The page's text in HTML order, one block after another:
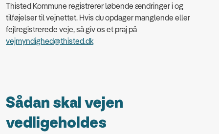
Thisted Kommune registrerer løbende ændringer i og
tilføjelser til vejnettet. Hvis du opdager manglende eller
fejlregistrerede veje, så giv os et praj på
vejmyndighed@thisted.dk
Sådan skal vejen
vedligeholdes